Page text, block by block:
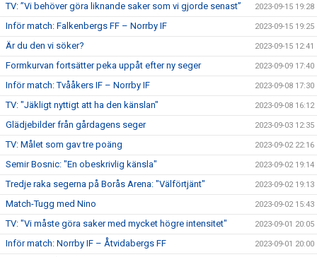
TV: ”Vi behöver göra liknande saker som vi gjorde senast” 2023-09-15 19:28
Inför match: Falkenbergs FF – Norrby IF 2023-09-15 19:25
Är du den vi söker? 2023-09-15 12:41
Formkurvan fortsätter peka uppåt efter ny seger 2023-09-09 17:40
Inför match: Tvååkers IF – Norrby IF 2023-09-08 17:30
TV: "Jäkligt nyttigt att ha den känslan" 2023-09-08 16:12
Glädjebilder från gårdagens seger 2023-09-03 12:35
TV: Målet som gav tre poäng 2023-09-02 22:16
Semir Bosnic: "En obeskrivlig känsla" 2023-09-02 19:14
Tredje raka segerna på Borås Arena: "Välförtjänt" 2023-09-02 19:13
Match-Tugg med Nino 2023-09-02 15:43
TV: "Vi måste göra saker med mycket högre intensitet" 2023-09-01 20:05
Inför match: Norrby IF – Åtvidabergs FF 2023-09-01 20:00